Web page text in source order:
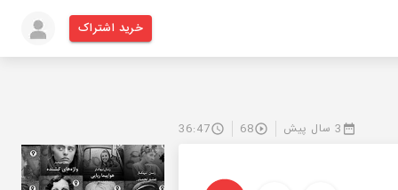
خرید اشتراک
3 سال پیش 68
36:47